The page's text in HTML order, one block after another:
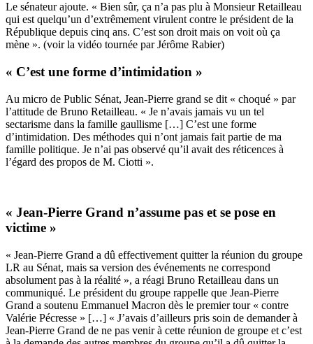
Le sénateur ajoute. « Bien sûr, ça n’a pas plu à Monsieur Retailleau
qui est quelqu’un d’extrêmement virulent contre le président de la
République depuis cinq ans. C’est son droit mais on voit où ça
mène ». (voir la vidéo tournée par Jérôme Rabier)
« C’est une forme d’intimidation »
Au micro de Public Sénat, Jean-Pierre grand se dit « choqué » par
l’attitude de Bruno Retailleau. « Je n’avais jamais vu un tel
sectarisme dans la famille gaullisme […] C’est une forme
d’intimidation. Des méthodes qui n’ont jamais fait partie de ma
famille politique. Je n’ai pas observé qu’il avait des réticences à
l’égard des propos de M. Ciotti ».
« Jean-Pierre Grand n’assume pas et se pose en
victime »
« Jean-Pierre Grand a dû effectivement quitter la réunion du groupe
LR au Sénat, mais sa version des événements ne correspond
absolument pas à la réalité », a réagi Bruno Retailleau dans un
communiqué. Le président du groupe rappelle que Jean-Pierre
Grand a soutenu Emmanuel Macron dès le premier tour « contre
Valérie Pécresse » […] « J’avais d’ailleurs pris soin de demander à
Jean-Pierre Grand de ne pas venir à cette réunion de groupe et c’est